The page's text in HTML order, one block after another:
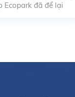
Ecopark đã để lại